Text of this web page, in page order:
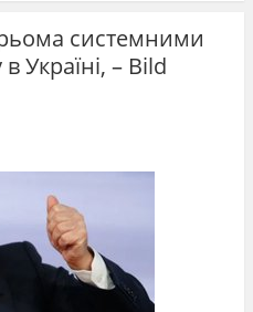
системними
Україні, – Bild